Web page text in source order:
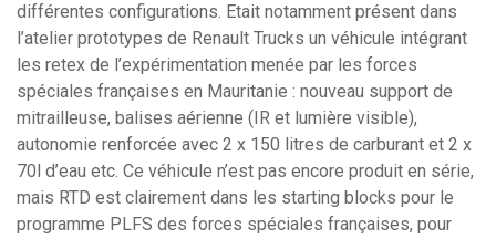
différentes configurations. Etait notamment présent dans
l’atelier prototypes de Renault Trucks un véhicule intégrant
les retex de l’expérimentation menée par les forces
spéciales françaises en Mauritanie : nouveau support de
mitrailleuse, balises aérienne (IR et lumière visible),
autonomie renforcée avec 2 x 150 litres de carburant et 2 x
70l d’eau etc. Ce véhicule n’est pas encore produit en série,
mais RTD est clairement dans les starting blocks pour le
programme PLFS des forces spéciales françaises, pour